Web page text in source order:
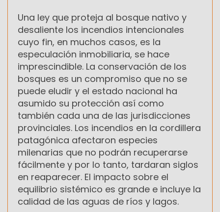
Una ley que proteja al bosque nativo y
desaliente los incendios intencionales
cuyo fin, en muchos casos, es la
especulación inmobiliaria, se hace
imprescindible. La conservación de los
bosques es un compromiso que no se
puede eludir y el estado nacional ha
asumido su protección así como
también cada una de las jurisdicciones
provinciales. Los incendios en la cordillera
patagónica afectaron especies
milenarias que no podrán recuperarse
fácilmente y por lo tanto, tardaran siglos
en reaparecer. El impacto sobre el
equilibrio sistémico es grande e incluye la
calidad de las aguas de ríos y lagos.